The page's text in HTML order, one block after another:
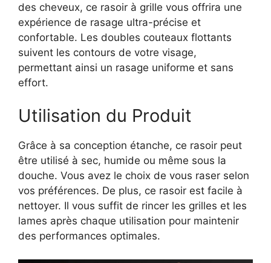
des cheveux, ce rasoir à grille vous offrira une
expérience de rasage ultra-précise et
confortable. Les doubles couteaux flottants
suivent les contours de votre visage,
permettant ainsi un rasage uniforme et sans
effort.
Utilisation du Produit
Grâce à sa conception étanche, ce rasoir peut
être utilisé à sec, humide ou même sous la
douche. Vous avez le choix de vous raser selon
vos préférences. De plus, ce rasoir est facile à
nettoyer. Il vous suffit de rincer les grilles et les
lames après chaque utilisation pour maintenir
des performances optimales.